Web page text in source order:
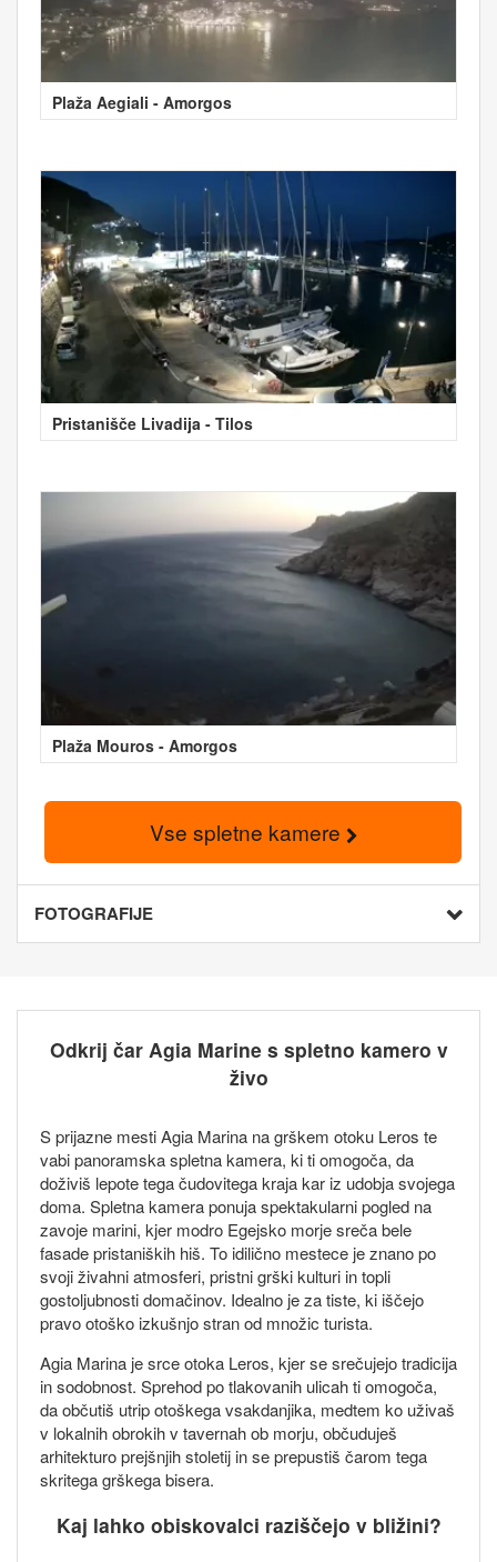
Plaža Aegiali - Amorgos
Pristanišče Livadija - Tilos
Plaža Mouros - Amorgos
Vse spletne kamere
FOTOGRAFIJE
Odkrij čar Agia Marine s spletno kamero v
živo
S prijazne mesti Agia Marina na grškem otoku Leros te
vabi panoramska spletna kamera, ki ti omogoča, da
doživiš lepote tega čudovitega kraja kar iz udobja svojega
doma. Spletna kamera ponuja spektakularni pogled na
zavoje marini, kjer modro Egejsko morje sreča bele
fasade pristaniških hiš. To idilično mestece je znano po
svoji živahni atmosferi, pristni grški kulturi in topli
gostoljubnosti domačinov. Idealno je za tiste, ki iščejo
pravo otoško izkušnjo stran od množic turista.
Agia Marina je srce otoka Leros, kjer se srečujejo tradicija
in sodobnost. Sprehod po tlakovanih ulicah ti omogoča,
da občutiš utrip otoškega vsakdanjika, medtem ko uživaš
v lokalnih obrokih v tavernah ob morju, občuduješ
arhitekturo prejšnjih stoletij in se prepustiš čarom tega
skritega grškega bisera.
Kaj lahko obiskovalci raziščejo v bližini?